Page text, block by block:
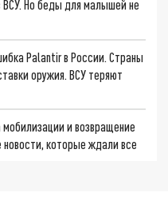
ВСУ. Но беды для малышей не
Palantir в России. Страны
оружия. ВСУ теряют
и возвращение
которые ждали все